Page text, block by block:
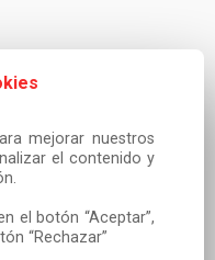
mejorar nuestros
el contenido y
el botón “Aceptar”,
“Rechazar”